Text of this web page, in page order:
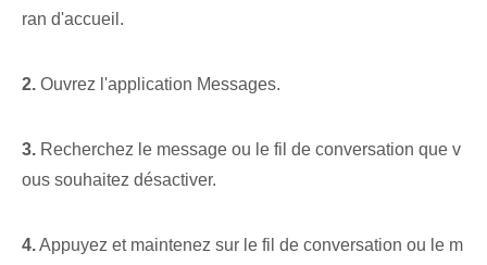
ran d'accueil.
2. ⁢Ouvrez l'application Messages.
3. Recherchez le message ou le fil de conversation que v
ous souhaitez désactiver.
4.Appuyez et maintenez⁢ sur le fil de conversation ou le m